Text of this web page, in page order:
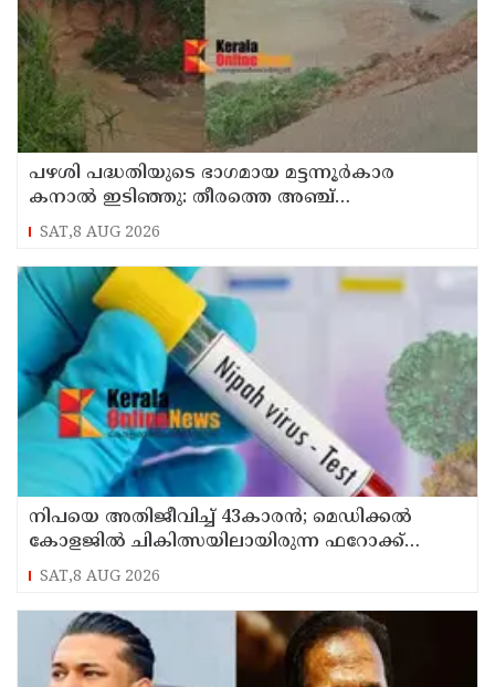
പഴശി പദ്ധതിയുടെ ഭാഗമായ മട്ടന്നൂർകാര
കനാൽ ഇടിഞ്ഞു: തീരത്തെ അഞ്ച്
കുടുംബങ്ങളെ മാറ്റി
SAT,8 AUG 2026
നിപയെ അതിജീവിച്ച് 43കാരന്‍; മെഡിക്കല്‍
കോളജില്‍ ചികിത്സയിലായിരുന്ന ഫറോക്ക്
സ്വദേശി വീട്ടിലേക്ക് മടങ്ങി
SAT,8 AUG 2026